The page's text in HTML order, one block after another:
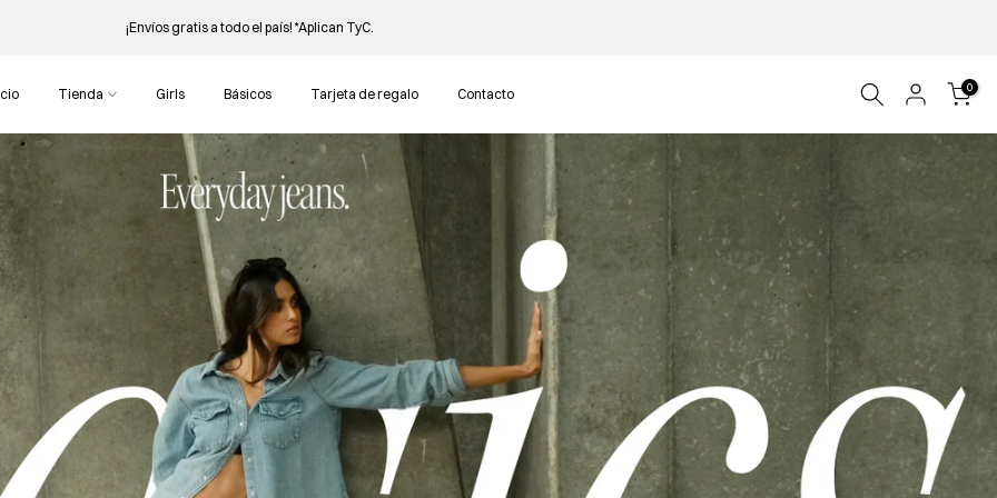
¡Envíos gratis a todo el país! *Aplican TyC.
Tienda Girls Básicos Tarjeta de regalo Contacto 0